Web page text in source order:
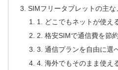
SIMフリータブレットの主な
1. どこでもネットが使え
2. 格安SIMで通信費を節
3. 通信プランを自由に選
4. 海外でもそのまま使え